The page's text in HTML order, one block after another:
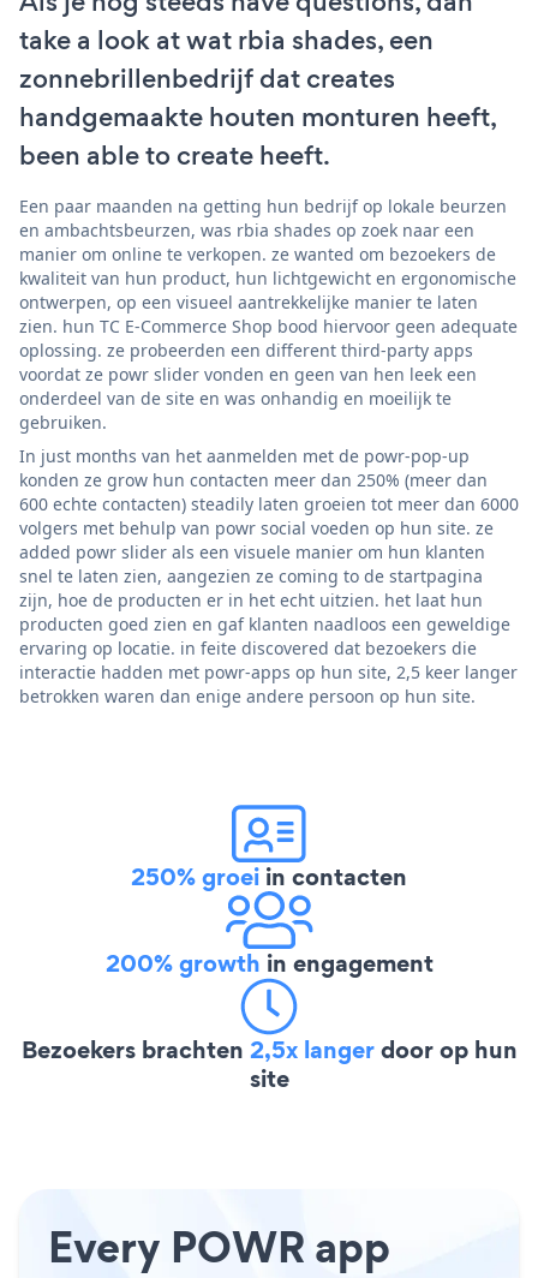
take a look at wat rbia shades, een
zonnebrillenbedrijf dat creates
handgemaakte houten monturen heeft,
been able to create heeft.
Een paar maanden na getting hun bedrijf op lokale beurzen
en ambachtsbeurzen, was rbia shades op zoek naar een
manier om online te verkopen. ze wanted om bezoekers de
kwaliteit van hun product, hun lichtgewicht en ergonomische
ontwerpen, op een visueel aantrekkelijke manier te laten
zien. hun TC E-Commerce Shop bood hiervoor geen adequate
oplossing. ze probeerden een different third-party apps
voordat ze powr slider vonden en geen van hen leek een
onderdeel van de site en was onhandig en moeilijk te
gebruiken.
In just months van het aanmelden met de powr-pop-up
konden ze grow hun contacten meer dan 250% (meer dan
600 echte contacten) steadily laten groeien tot meer dan 6000
volgers met behulp van powr social voeden op hun site. ze
added powr slider als een visuele manier om hun klanten
snel te laten zien, aangezien ze coming to de startpagina
zijn, hoe de producten er in het echt uitzien. het laat hun
producten goed zien en gaf klanten naadloos een geweldige
ervaring op locatie. in feite discovered dat bezoekers die
interactie hadden met powr-apps op hun site, 2,5 keer langer
betrokken waren dan enige andere persoon op hun site.
250% groei in contacten
200% growth in engagement
Bezoekers brachten 2,5x langerdoor op hun
site
Every POWR app